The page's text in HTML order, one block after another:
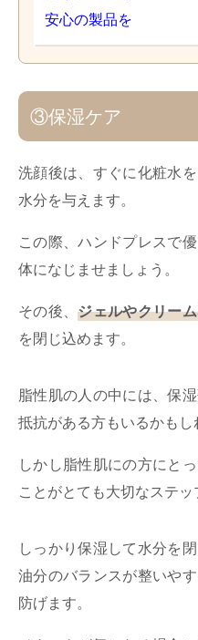
③保湿ケア
洗顔後は、すぐに化粧水
水分を与えます。
この際、ハンドプレスで
体になじませましょう。
その後、ジェルやクリー
を閉じ込めます。
脂性肌の人の中には、保
抵抗がある方もいるかもし
しかし脂性肌にの方にと
ことがとても大切なステッ
しっかり保湿して水分を
油分のバランスが整いや
防げます。